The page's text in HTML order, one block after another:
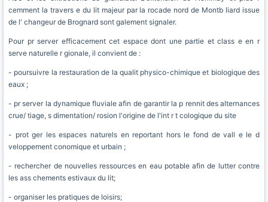
cemment la travers e du lit majeur par la rocade nord de Montb liard issue
de l' changeur de Brognard sont galement signaler.
Pour pr server efficacement cet espace dont une partie et class e en r
serve naturelle r gionale, il convient de :
- poursuivre la restauration de la qualit physico-chimique et biologique des
eaux ;
- pr server la dynamique fluviale afin de garantir la p rennit des alternances
crue/ tiage, s dimentation/ rosion l'origine de l'int r t cologique du site
- prot ger les espaces naturels en reportant hors le fond de vall e le d
veloppement conomique et urbain ;
- rechercher de nouvelles ressources en eau potable afin de lutter contre
les ass chements estivaux du lit;
- organiser les pratiques de loisirs;